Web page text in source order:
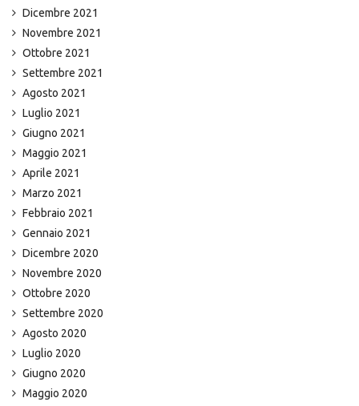
Dicembre 2021
Novembre 2021
Ottobre 2021
Settembre 2021
Agosto 2021
Luglio 2021
Giugno 2021
Maggio 2021
Aprile 2021
Marzo 2021
Febbraio 2021
Gennaio 2021
Dicembre 2020
Novembre 2020
Ottobre 2020
Settembre 2020
Agosto 2020
Luglio 2020
Giugno 2020
Maggio 2020